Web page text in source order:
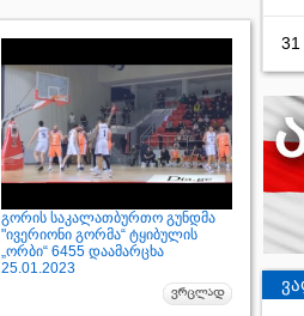
გორის საკალათბურთო გუნდმა
"ივერიონი გორმა“ ტყიბულის
„ორბი“ 6455 დაამარცხა
25.01.2023
31